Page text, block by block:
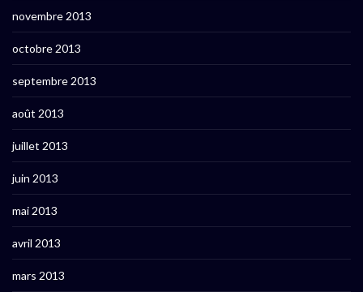
novembre 2013
octobre 2013
septembre 2013
août 2013
juillet 2013
juin 2013
mai 2013
avril 2013
mars 2013